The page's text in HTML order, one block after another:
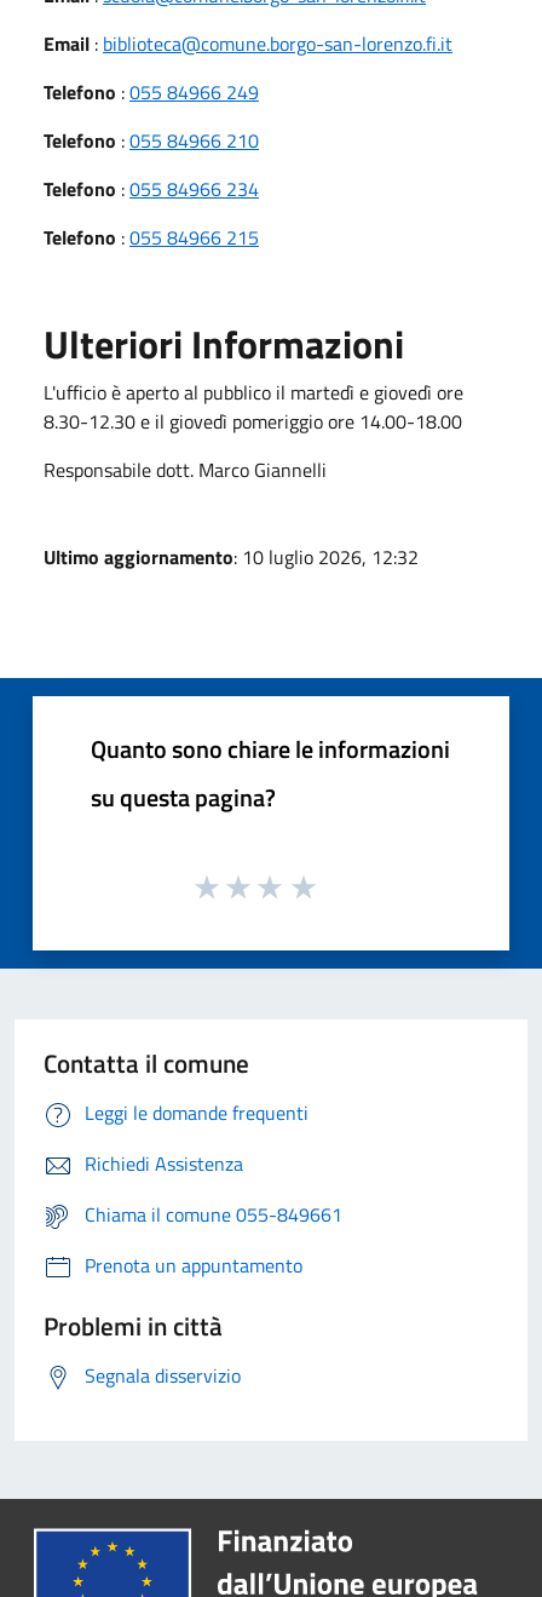
Email : biblioteca@comune.borgo-san-lorenzo.fi.it
Telefono :055 84966 249
Telefono :055 84966 210
Telefono :055 84966 234
Telefono :055 84966 215
Ulteriori Informazioni
L'ufficio è aperto al pubblico il martedì e giovedì ore
8.30-12.30 e il giovedì pomeriggio ore 14.00-18.00
Responsabile dott. Marco Giannelli
Ultimo aggiornamento: 10 luglio 2026, 12:32
Quanto sono chiare le informazioni
su questa pagina?
Contatta il comune
Leggi le domande frequenti
Richiedi Assistenza
Chiama il comune 055-849661
Prenota un appuntamento
Problemi in città
Segnala disservizio